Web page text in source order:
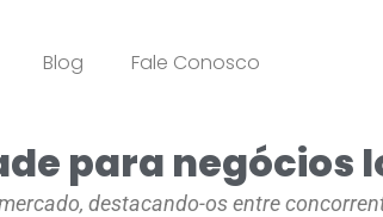
Blog Fale Conosco
para negócios
destacando-os entre